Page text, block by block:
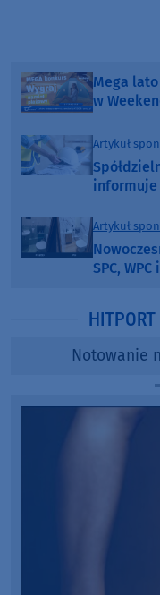
Mega
w
Artykuł
informuje
Artykuł
SPC,
HITPORT
Notowanie